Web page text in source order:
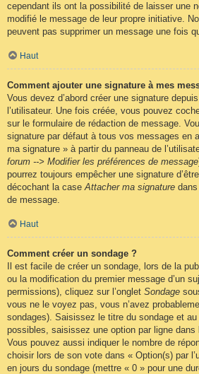
cependant ils ont la possibilité de laisser une
modifié le message de leur propre initiative.
peuvent pas supprimer un message une fois
Haut
Comment ajouter une signature à mes
Vous devez d’abord créer une signature
l’utilisateur. Une fois créée, vous pouvez
sur le formulaire de rédaction de message.
signature par défaut à tous vos messages en
ma signature » à partir du panneau de
forum --> Modifier les préférences de message
pourrez toujours empêcher une signature
décochant la caseAttacher ma signature
de message.
Haut
Comment créer un sondage ?
Il est facile de créer un sondage, lors de la
ou la modification du premier message d’un
permissions), cliquez sur l’onglet Sondage
vous ne le voyez pas, vous n’avez
sondages). Saisissez le titre du sondage et
possibles, saisissez une option par ligne dans
Vous pouvez aussi indiquer le nombre de
choisir lors de son vote dans « Option(s) par
en jours du sondage (mettre « 0 » pour une